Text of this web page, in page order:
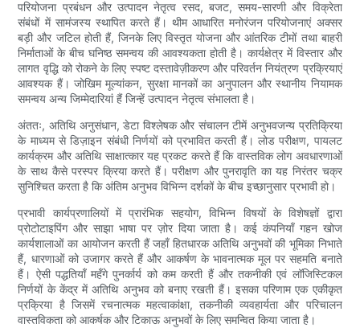
परियोजना प्रबंधन और उत्पादन नेतृत्व रसद, बजट, समय-सारणी और विक्रेता
संबंधों में सामंजस्य स्थापित करते हैं। थीम आधारित मनोरंजन परियोजनाएं अक्सर
बड़ी और जटिल होती हैं, जिनके लिए विस्तृत योजना और आंतरिक टीमों तथा बाहरी
निर्माताओं के बीच घनिष्ठ समन्वय की आवश्यकता होती है। कार्यक्षेत्र में विस्तार और
लागत वृद्धि को रोकने के लिए स्पष्ट दस्तावेज़ीकरण और परिवर्तन नियंत्रण प्रक्रियाएं
आवश्यक हैं। जोखिम मूल्यांकन, सुरक्षा मानकों का अनुपालन और स्थानीय नियामक
समन्वय अन्य जिम्मेदारियां हैं जिन्हें उत्पादन नेतृत्व संभालता है।
अंततः, अतिथि अनुसंधान, डेटा विश्लेषक और संचालन टीमें अनुभवजन्य प्रतिक्रिया
के माध्यम से डिज़ाइन संबंधी निर्णयों को प्रभावित करती हैं। लोड परीक्षण, पायलट
कार्यक्रम और अतिथि साक्षात्कार यह प्रकट करते हैं कि वास्तविक लोग अवधारणाओं
के साथ कैसे परस्पर क्रिया करते हैं। परीक्षण और पुनरावृति का यह निरंतर चक्र
सुनिश्चित करता है कि अंतिम अनुभव विभिन्न दर्शकों के बीच इच्छानुसार प्रभावी हो।
प्रभावी कार्यप्रणालियों में प्रारंभिक सहयोग, विभिन्न विषयों के विशेषज्ञों द्वारा
प्रोटोटाइपिंग और साझा भाषा पर ज़ोर दिया जाता है। कई कंपनियाँ गहन खोज
कार्यशालाओं का आयोजन करती हैं जहाँ हितधारक अतिथि अनुभवों की भूमिका निभाते
हैं, धारणाओं को उजागर करते हैं और आकर्षण के भावनात्मक मूल पर सहमति बनाते
हैं। ऐसी पद्धतियाँ महँगे पुनर्कार्य को कम करती हैं और तकनीकी एवं लॉजिस्टिकल
निर्णयों के केंद्र में अतिथि अनुभव को बनाए रखती हैं। इसका परिणाम एक एकीकृत
प्रक्रिया है जिसमें रचनात्मक महत्वाकांक्षा, तकनीकी व्यवहार्यता और परिचालन
वास्तविकता को आकर्षक और टिकाऊ अनुभवों के लिए समन्वित किया जाता है।